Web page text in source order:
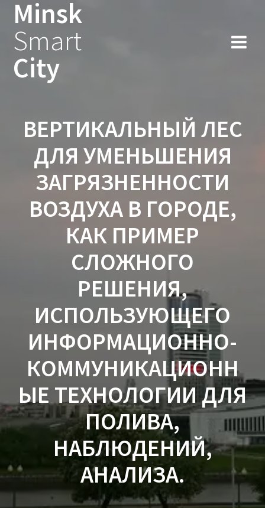
Minsk
Smart
City
ВЕРТИКАЛЬНЫЙ ЛЕС
ДЛЯ УМЕНЬШЕНИЯ
ЗАГРЯЗНЕННОСТИ
ВОЗДУХА В ГОРОДЕ,
КАК ПРИМЕР
СЛОЖНОГО
РЕШЕНИЯ,
ИСПОЛЬЗУЮЩЕГО
ИНФОРМАЦИОННО-
КОММУНИКАЦИОНН
ЫЕ ТЕХНОЛОГИИ ДЛЯ
ПОЛИВА,
НАБЛЮДЕНИЙ,
АНАЛИЗА.